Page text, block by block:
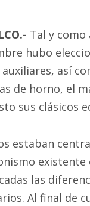
Tal y
hubo
auxiliares, así
de horno, el
sus clásicos
estaban
existente
las
Al final de